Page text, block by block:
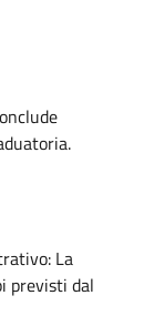
La
previsti dal